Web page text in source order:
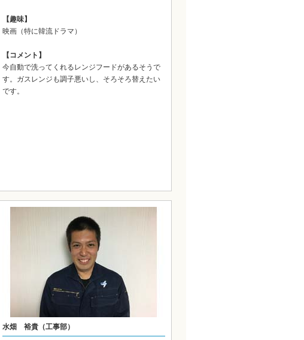
【趣味】
映画（特に韓流ドラマ）
【コメント】
今自動で洗ってくれるレンジフードがあるそうで
す。ガスレンジも調子悪いし、そろそろ替えたい
です。
水畑 裕貴（工事部）